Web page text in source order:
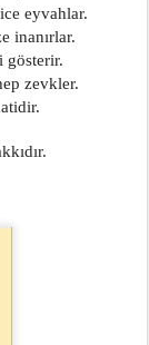
eyvahlar.
inanırlar.
zevkler.